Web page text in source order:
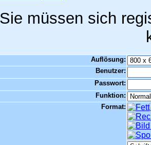
Sie müssen sich
Auflösung:
Benutzer:
Passwort:
Funktion:
Format: